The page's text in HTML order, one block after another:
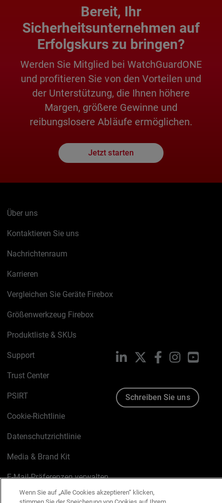
Bereit, Ihr
Sicherheitsunternehmen auf
Erfolgskurs zu bringen?
Werden Sie Mitglied bei WatchGuardONE
und profitieren Sie von den Vorteilen und
der Unterstützung, die Ihnen höhere
Margen, größere Gewinne und
reibungslosere Abläufe ermöglichen.
Jetzt starten
Über uns
Kontaktieren Sie uns
Nachrichtenraum
Karrieren
Vergleichen Sie Geräte Firebox
Größenwerkzeug Firebox
Produktliste & SKUs
Support
Trust Center
PSIRT
Cookie-Richtlinie
Datenschutzrichtlinie
Media & Brand Kit
E-Mail-Präferenzen verwalten
LinkedIn FacebookInstagram
Schreiben Sie uns
Wenn Sie auf „Alle Cookies akzeptieren“ klicken,